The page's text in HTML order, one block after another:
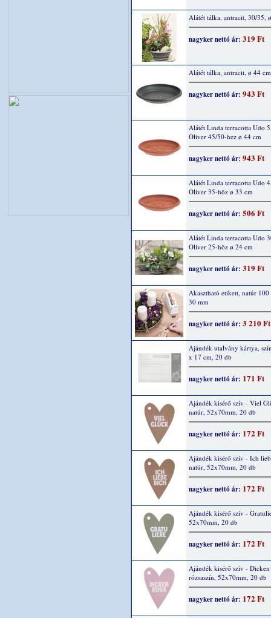
Alátét tálka, antracit, 30/35,
nagyker nettó ár: 319 Ft
Alátét tálka, antracit, ø 44 cm
nagyker nettó ár: 943 Ft
Alátét Linda terracotta Udo
Oliver 45/50-hez ø 44 cm
nagyker nettó ár: 943 Ft
Alátét Linda terracotta Udo
Oliver 35-höz ø 33 cm
nagyker nettó ár: 506 Ft
Alátét Linda terracotta Udo
Oliver 25-höz ø 24 cm
nagyker nettó ár: 319 Ft
Akasztható etikett, natúr
30 mm
nagyker nettó ár: 3 210 Ft
Ajándék utalvány kártya,
x 17 cm, 20 db
nagyker nettó ár: 171 Ft
Ajándék kisérő szív - Viel
natúr, 52x70mm, 20 db
nagyker nettó ár: 172 Ft
Ajándék kisérő szív - Ich
natúr, 52x70mm, 20 db
nagyker nettó ár: 172 Ft
Ajándék kisérő szív -
52x70mm, 20 db
nagyker nettó ár: 172 Ft
Ajándék kisérő szív - Dicken
rózsaszín, 52x70mm, 20 db
nagyker nettó ár: 172 Ft